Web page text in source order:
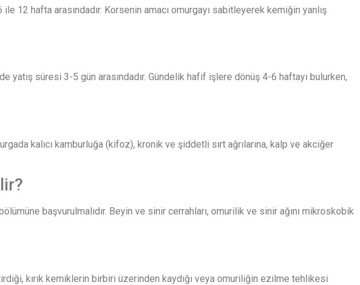
12 hafta arasındadır. Korsenin amacı omurgayı sabitleyerek kemiğin yanlış
yatış süresi 3-5 gün arasındadır. Gündelik hafif işlere dönüş 4-6 haftayı bulurken,
kalıcı kamburluğa (kifoz), kronik ve şiddetli sırt ağrılarına, kalp ve akciğer
başvurulmalıdır. Beyin ve sinir cerrahları, omurilik ve sinir ağını mikroskobik
kırık kemiklerin birbiri üzerinden kaydığı veya omuriliğin ezilme tehlikesi